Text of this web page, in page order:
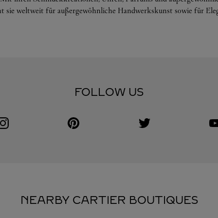
sie weltweit für außergewöhnliche Handwerkskunst sowie für
FOLLOW US
Visit us on Instagram
Link Opens in New Tab Visit us on Pinterest
Link Opens in New Tab Visit us on Twitter
Link Opens in New Tab
NEARBY CARTIER BOUTIQUES